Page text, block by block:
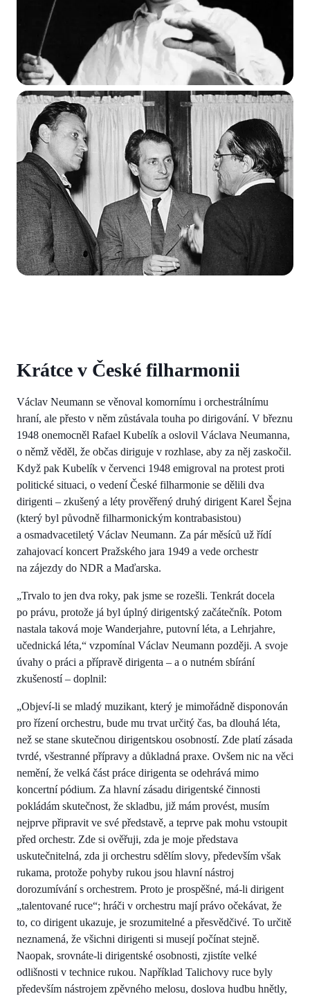
Krátce v České filharmonii
Václav Neumann se věnoval komornímu i orchestrálnímu
hraní, ale přesto v něm zůstávala touha po dirigování. V březnu
1948 onemocněl Rafael Kubelík a oslovil Václava Neumanna,
o němž věděl, že občas diriguje v rozhlase, aby za něj zaskočil.
Když pak Kubelík v červenci 1948 emigroval na protest proti
politické situaci, o vedení České filharmonie se dělili dva
dirigenti – zkušený a léty prověřený druhý dirigent Karel Šejna
(který byl původně filharmonickým kontrabasistou)
a osmadvacetiletý Václav Neumann. Za pár měsíců už řídí
zahajovací koncert Pražského jara 1949 a vede orchestr
na zájezdy do NDR a Maďarska.
„Trvalo to jen dva roky, pak jsme se rozešli. Tenkrát docela
po právu, protože já byl úplný dirigentský začátečník. Potom
nastala taková moje Wanderjahre, putovní léta, a Lehrjahre,
učednická léta,“ vzpomínal Václav Neumann později. A svoje
úvahy o práci a přípravě dirigenta – a o nutném sbírání
zkušeností – doplnil:
„Objeví-li se mladý muzikant, který je mimořádně disponován
pro řízení orchestru, bude mu trvat určitý čas, ba dlouhá léta,
než se stane skutečnou dirigentskou osobností. Zde platí zásada
tvrdé, všestranné přípravy a důkladná praxe. Ovšem nic na věci
nemění, že velká část práce dirigenta se odehrává mimo
koncertní pódium. Za hlavní zásadu dirigentské činnosti
pokládám skutečnost, že skladbu, již mám provést, musím
nejprve připravit ve své představě, a teprve pak mohu vstoupit
před orchestr. Zde si ověřuji, zda je moje představa
uskutečnitelná, zda ji orchestru sdělím slovy, především však
rukama, protože pohyby rukou jsou hlavní nástroj
dorozumívání s orchestrem. Proto je prospěšné, má-li dirigent
„talentované ruce“; hráči v orchestru mají právo očekávat, že
to, co dirigent ukazuje, je srozumitelné a přesvědčivé. To určitě
neznamená, že všichni dirigenti si musejí počínat stejně.
Naopak, srovnáte-li dirigentské osobnosti, zjistíte velké
odlišnosti v technice rukou. Například Talichovy ruce byly
především nástrojem zpěvného melosu, doslova hudbu hnětly,